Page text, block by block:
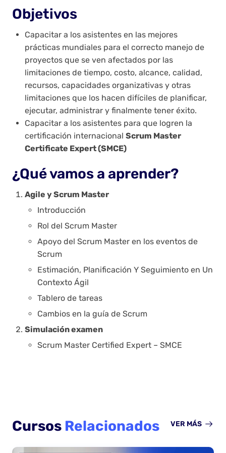
Objetivos
Capacitar a los asistentes en las mejores
prácticas mundiales para el correcto manejo de
proyectos que se ven afectados por las
limitaciones de tiempo, costo, alcance, calidad,
recursos, capacidades organizativas y otras
limitaciones que los hacen difíciles de planificar,
ejecutar, administrar y finalmente tener éxito.
Capacitar a los asistentes para que logren la
certificación internacional Scrum Master
Certificate Expert (SMCE)
¿Qué vamos a aprender?
Agile y Scrum Master
Introducción
Rol del Scrum Master
Apoyo del Scrum Master en los eventos de
Scrum
Estimación, Planificación Y Seguimiento en Un
Contexto Ágil
Tablero de tareas
Cambios en la guía de Scrum
Simulación examen
Scrum Master Certified Expert – SMCE
Cursos Relacionados VER MÁS